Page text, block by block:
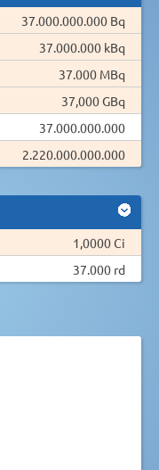
37.000.000.000 Bq
37.000.000 kBq
37.000 MBq
37,000 GBq
37.000.000.000
2.220.000.000.000
1,0000 Ci
37.000 rd